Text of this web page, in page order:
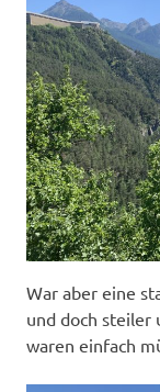
War aber eine
und doch steiler
waren einfach